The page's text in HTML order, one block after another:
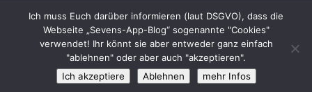
and other countries. App Store is a service mark of Apple Inc., registered in
the U.S. and other countries. Also the Mac and iOS Badge is a trademark of
Apple, Inc. Youtube is a Trademark of Google LLC and registered in U.S.
and other countries and belongs to the subsidiary company Alphabet Inc.
Ich muss Euch darüber informieren (laut DSGVO), dass die
Webseite „Sevens-App-Blog“ sogenannte "Cookies"
verwendet! Ihr könnt sie aber entweder ganz einfach
"ablehnen" oder aber auch "akzeptieren".
Ich akzeptiere
Ablehnen mehr Infos